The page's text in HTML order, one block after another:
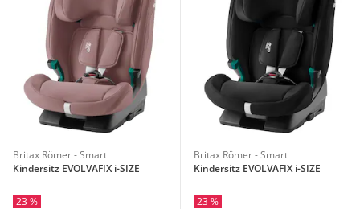
Britax Römer - Smart
Kindersitz EVOLVAFIX i-SIZE
23 %
Britax Römer - Smart
Kindersitz EVOLVAFIX i-SIZE
23 %